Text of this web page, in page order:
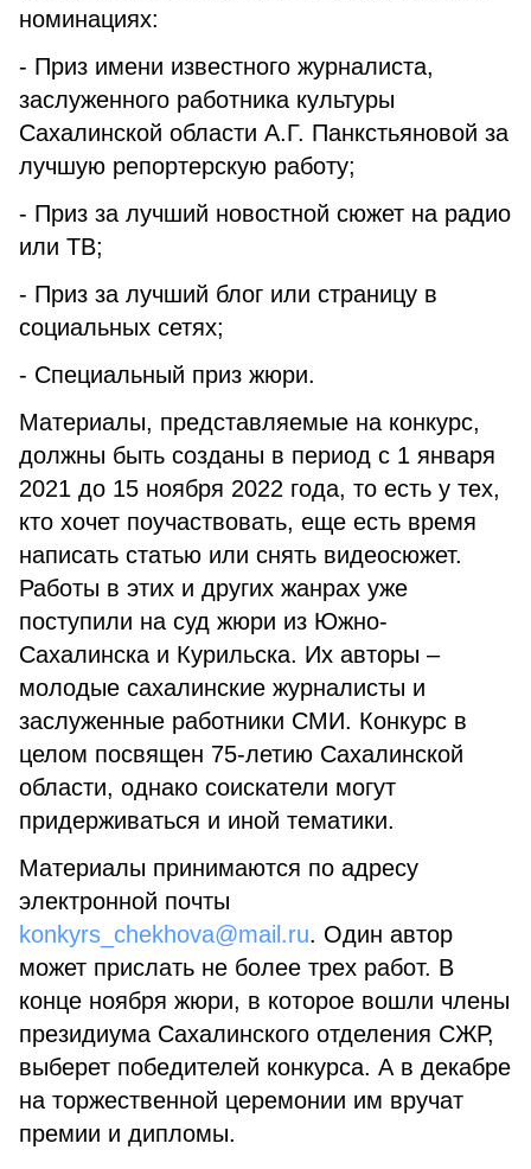
номинациях:
- Приз имени известного журналиста,
заслуженного работника культуры
Сахалинской области А.Г. Панкстьяновой за
лучшую репортерскую работу;
- Приз за лучший новостной сюжет на радио
или ТВ;
- Приз за лучший блог или страницу в
социальных сетях;
- Специальный приз жюри.
Материалы, представляемые на конкурс,
должны быть созданы в период с 1 января
2021 до 15 ноября 2022 года, то есть у тех,
кто хочет поучаствовать, еще есть время
написать статью или снять видеосюжет.
Работы в этих и других жанрах уже
поступили на суд жюри из Южно-
Сахалинска и Курильска. Их авторы –
молодые сахалинские журналисты и
заслуженные работники СМИ. Конкурс в
целом посвящен 75-летию Сахалинской
области, однако соискатели могут
придерживаться и иной тематики.
Материалы принимаются по адресу
электронной почты
konkyrs_chekhova@mail.ru. Один автор
может прислать не более трех работ. В
конце ноября жюри, в которое вошли члены
президиума Сахалинского отделения СЖР,
выберет победителей конкурса. А в декабре
на торжественной церемонии им вручат
премии и дипломы.